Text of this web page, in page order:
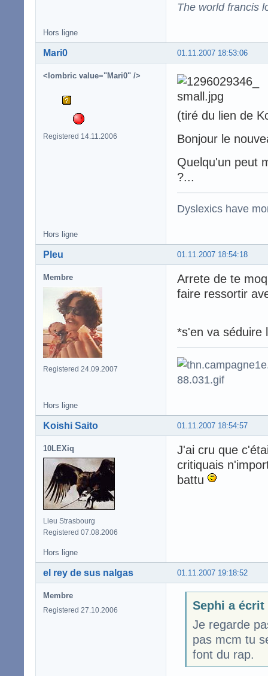
The world francis
Hors ligne
01.11.2007 18:53:06
Mari0
<lombric value="Mari0" />
Registered 14.11.2006
(tiré du lien de
Bonjour le
Quelqu'un peut
?...
Dyslexics have
Hors ligne
01.11.2007 18:54:18
Pleu
Membre
Registered 24.09.2007
Arrete de te
faire ressortir
*s'en va séduire
Hors ligne
01.11.2007 18:54:57
Koishi Saito
10LEXiq
Lieu Strasbourg
Registered 07.08.2006
J'ai cru que
critiquais
battu
Hors ligne
01.11.2007 19:18:52
el rey de sus nalgas
Membre
Registered 27.10.2006
Sephi a écrit
Je regarde
pas mcm tu
font du rap.